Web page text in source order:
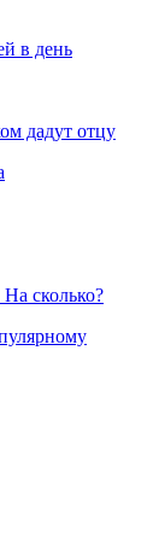
в день
дадут отцу
сколько?